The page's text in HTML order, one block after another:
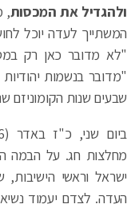
ולהגדיל את המכסות,
המשתייך לעדה יוכל
"לא מדובר כאן רק
"מדובר בנשמות
שבעים שנות הקומוניזם
מחלצות חג. על הבמה
ישראל וראשי
העדה. לצדם יעמוד